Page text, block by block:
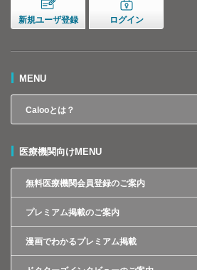
新規ユーザ登録 ログイン
MENU
Calooとは？
医療機関向けMENU
無料医療機関会員登録のご案内
プレミアム掲載のご案内
漫画でわかるプレミアム掲載